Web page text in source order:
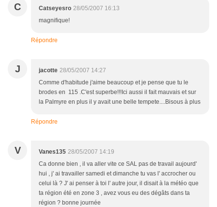
C Catseyesro 28/05/2007 16:13
magnifique!
Répondre
J jacotte 28/05/2007 14:27
Comme d'habitude j'aime beaucoup et je pense que tu le
brodes en 115 .C'est superbe!!!Ici aussi il fait mauvais et sur
la Palmyre en plus il y avait une belle tempete....Bisous à plus
Répondre
V Vanes135 28/05/2007 14:19
Ca donne bien , il va aller vite ce SAL pas de travail aujourd'
hui , j' ai travailler samedi et dimanche tu vas l' accrocher ou
celui là ? J' ai penser à toi l' autre jour, il disait à la météo que
ta région été en zone 3 , avez vous eu des dégâts dans ta
région ? bonne journée